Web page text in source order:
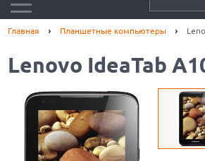
Главная Планшетные компьютеры
Lenovo IdeaTab